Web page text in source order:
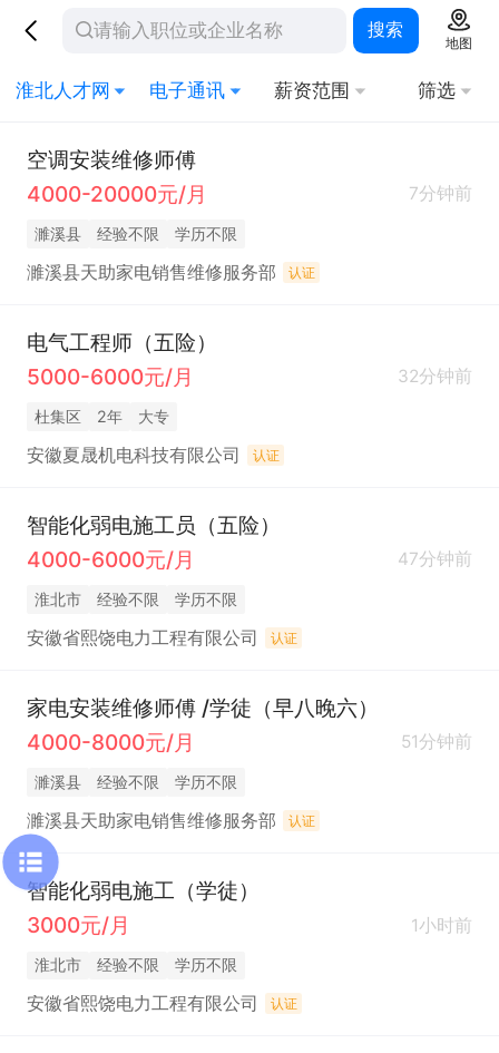
搜索
地图
淮北人才网 电子通讯 薪资范围 筛选
空调安装维修师傅
4000-20000元/月
7分钟前
濉溪县 经验不限 学历不限
濉溪县天助家电销售维修服务部 认证
电气工程师（五险）
5000-6000元/月
32分钟前
杜集区 2年 大专
安徽夏晟机电科技有限公司 认证
智能化弱电施工员（五险）
4000-6000元/月
47分钟前
淮北市 经验不限 学历不限
安徽省熙饶电力工程有限公司 认证
家电安装维修师傅 /学徒（早八晚六）
4000-8000元/月
51分钟前
濉溪县 经验不限 学历不限
濉溪县天助家电销售维修服务部 认证
智能化弱电施工（学徒）
3000元/月
1小时前
淮北市 经验不限 学历不限
安徽省熙饶电力工程有限公司 认证